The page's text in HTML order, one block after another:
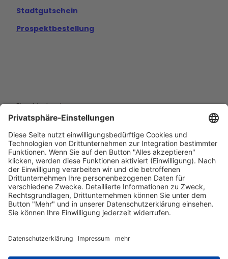
Stadtgutschein
Prospektbestellung
Eine Marke der
Wolfsburg Wirtschaft und Marketing GmbH
Porschestraße 26
38440 Wolfsburg
+49 5361 89994-0
info@wmg-wolfsburg.de
Datenschutz